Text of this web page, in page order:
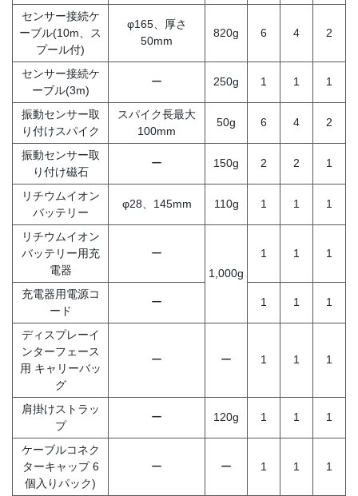
センサー接続ケ
ーブル(10m、ス
プール付)
φ165、厚さ
50mm
820g 6 4 2
センサー接続ケ
ーブル(3m)
ー 250g 1 1 1
振動センサー取
り付けスパイク
スパイク長最大
100mm
50g 6 4 2
振動センサー取
り付け磁石
ー 150g 2 2 1
リチウムイオン
バッテリー
φ28、145mm 110g 1 1 1
リチウムイオン
バッテリー用充
電器
ー
1,000g
1 1 1
充電器用電源コ
ード
ー 1 1 1
ディスプレーイ
ンターフェース
用 キャリーバッ
グ
ー ー 1 1 1
肩掛けストラッ
プ
ー 120g 1 1 1
ケーブルコネク
ターキャップ 6
個入りパック)
ー ー 1 1 1